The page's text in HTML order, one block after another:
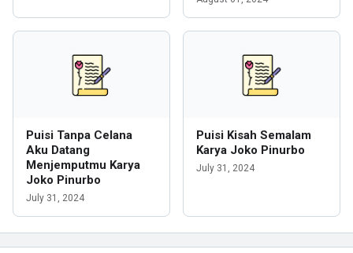
Puisi Tanpa Celana
Aku Datang
Menjemputmu Karya
Joko Pinurbo
July 31, 2024
Puisi Kisah Semalam
Karya Joko Pinurbo
July 31, 2024